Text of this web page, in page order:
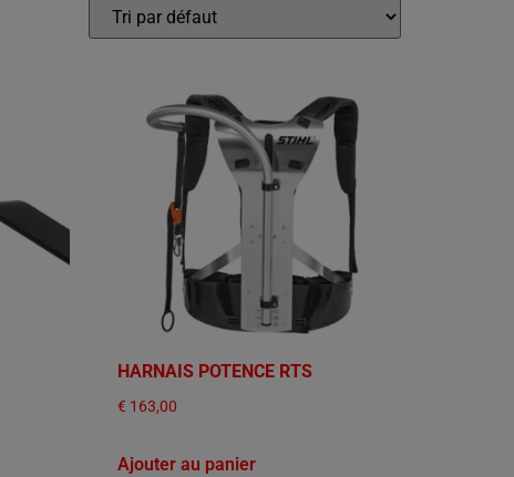
HARNAIS POTENCE RTS
€ 163,00
Ajouter au panier